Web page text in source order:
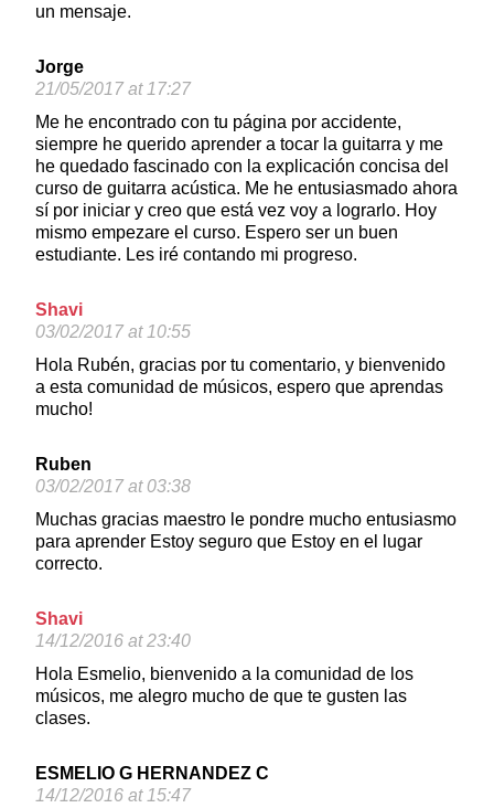
un mensaje.
Jorge
21/05/2017 at 17:27
Me he encontrado con tu página por accidente,
siempre he querido aprender a tocar la guitarra y me
he quedado fascinado con la explicación concisa del
curso de guitarra acústica. Me he entusiasmado ahora
sí por iniciar y creo que está vez voy a lograrlo. Hoy
mismo empezare el curso. Espero ser un buen
estudiante. Les iré contando mi progreso.
Shavi
03/02/2017 at 10:55
Hola Rubén, gracias por tu comentario, y bienvenido
a esta comunidad de músicos, espero que aprendas
mucho!
Ruben
03/02/2017 at 03:38
Muchas gracias maestro le pondre mucho entusiasmo
para aprender Estoy seguro que Estoy en el lugar
correcto.
Shavi
14/12/2016 at 23:40
Hola Esmelio, bienvenido a la comunidad de los
músicos, me alegro mucho de que te gusten las
clases.
ESMELIO G HERNANDEZ C
14/12/2016 at 15:47